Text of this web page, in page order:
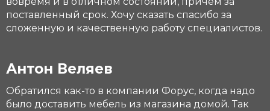
поставленный срок. Хочу сказать спасибо за
сложенную и качественную работу специалистов.
Антон Веляев
Обратился как-то в компании Форус, когда надо
было доставить мебель из магазина домой. Так